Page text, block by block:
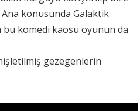
konusunda Galaktik
bu komedi kaosu oyunun da
gezegenlerin